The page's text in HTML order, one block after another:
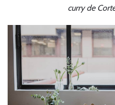
curry de